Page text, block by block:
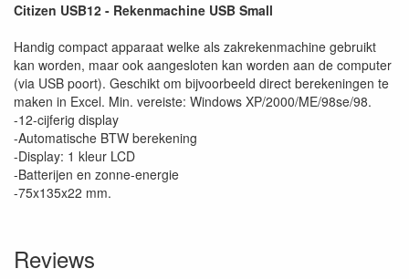
Citizen USB12 - Rekenmachine USB Small
Handig compact apparaat welke als zakrekenmachine gebruikt
kan worden, maar ook aangesloten kan worden aan de computer
(via USB poort). Geschikt om bijvoorbeeld direct berekeningen te
maken in Excel. Min. vereiste: Windows XP/2000/ME/98se/98.
-12-cijferig display
-Automatische BTW berekening
-Display: 1 kleur LCD
-Batterijen en zonne-energie
-75x135x22 mm.
Reviews